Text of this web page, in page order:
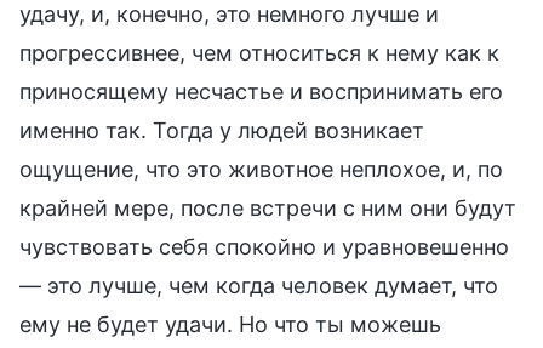
удачу, и, конечно, это немного лучше и
прогрессивнее, чем относиться к нему как к
приносящему несчастье и воспринимать его
именно так. Тогда у людей возникает
ощущение, что это животное неплохое, и, по
крайней мере, после встречи с ним они будут
чувствовать себя спокойно и уравновешенно
— это лучше, чем когда человек думает, что
ему не будет удачи. Но что ты можешь